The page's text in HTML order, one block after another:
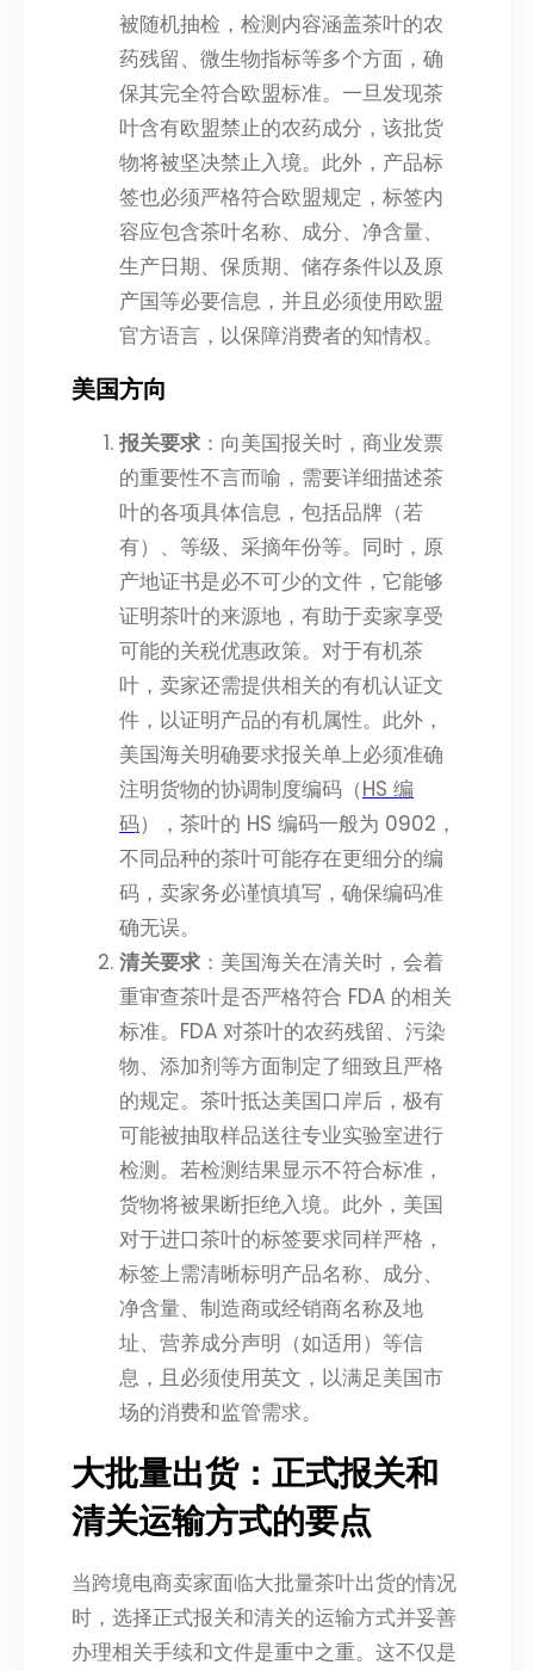
被随机抽检，检测内容涵盖茶叶的农
药残留、微生物指标等多个方面，确
保其完全符合欧盟标准。一旦发现茶
叶含有欧盟禁止的农药成分，该批货
物将被坚决禁止入境。此外，产品标
签也必须严格符合欧盟规定，标签内
容应包含茶叶名称、成分、净含量、
生产日期、保质期、储存条件以及原
产国等必要信息，并且必须使用欧盟
官方语言，以保障消费者的知情权。
美国方向
报关要求 ：向美国报关时，商业发票
的重要性不言而喻，需要详细描述茶
叶的各项具体信息，包括品牌（若
有）、等级、采摘年份等。同时，原
产地证书是必不可少的文件，它能够
证明茶叶的来源地，有助于卖家享受
可能的关税优惠政策。对于有机茶
叶，卖家还需提供相关的有机认证文
件，以证明产品的有机属性。此外，
美国海关明确要求报关单上必须准确
注明货物的协调制度编码（HS 编
码），茶叶的 HS 编码一般为 0902，
不同品种的茶叶可能存在更细分的编
码，卖家务必谨慎填写，确保编码准
确无误。
清关要求 ：美国海关在清关时，会着
重审查茶叶是否严格符合 FDA 的相关
标准。FDA 对茶叶的农药残留、污染
物、添加剂等方面制定了细致且严格
的规定。茶叶抵达美国口岸后，极有
可能被抽取样品送往专业实验室进行
检测。若检测结果显示不符合标准，
货物将被果断拒绝入境。此外，美国
对于进口茶叶的标签要求同样严格，
标签上需清晰标明产品名称、成分、
净含量、制造商或经销商名称及地
址、营养成分声明（如适用）等信
息，且必须使用英文，以满足美国市
场的消费和监管需求。
大批量出货：正式报关和
清关运输方式的要点
当跨境电商卖家面临大批量茶叶出货的情况
时，选择正式报关和清关的运输方式并妥善
办理相关手续和文件是重中之重。这不仅是